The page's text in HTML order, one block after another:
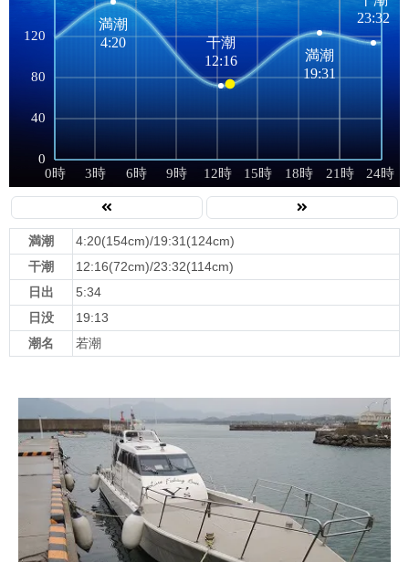
満潮
4:20(154cm)/19:31(124cm)
干潮
12:16(72cm)/23:32(114cm)
日出
5:34
日没
19:13
潮名
若潮